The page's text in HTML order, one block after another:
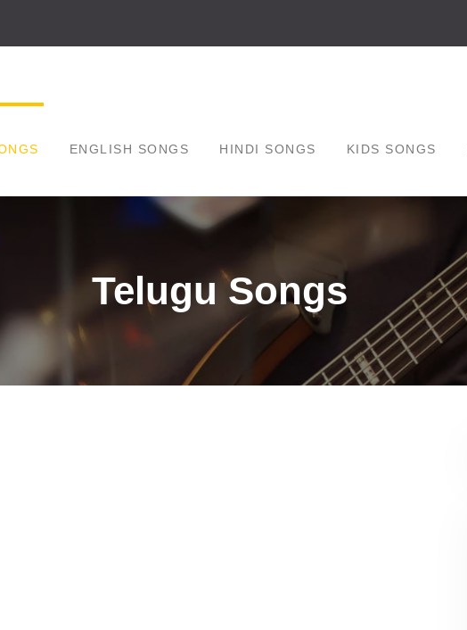
ENGLISH SONGS HINDI SONGS KIDS SONGS
Telugu Songs